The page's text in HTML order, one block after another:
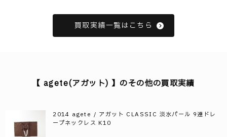
買取実績一覧はこちら
【 agete(アガット) 】のその他の買取実績
2014 agete / アガット CLASSIC 淡水パール 9連ドレ
ープネックレス K10